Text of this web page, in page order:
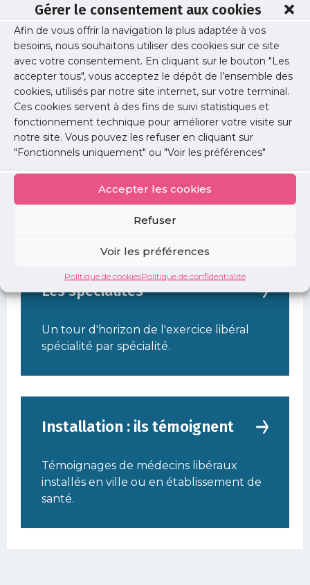
Gérer le consentement aux cookies
Afin de vous offrir la navigation la plus adaptée à vos
besoins, nous souhaitons utiliser des cookies sur ce site
avec votre consentement. En cliquant sur le bouton "Les
accepter tous", vous acceptez le dépôt de l’ensemble des
cookies, utilisés par notre site internet, sur votre terminal.
Ces cookies servent à des fins de suivi statistiques et
fonctionnement technique pour améliorer votre visite sur
notre site. Vous pouvez les refuser en cliquant sur
"Fonctionnels uniquement" ou "Voir les préférences"
Accepter les cookies
Refuser
Voir les préférences
Politique de cookiesPolitique de confidentialité
Des aides financières pour l'installation
sont mobilisables sous certaines
conditions.
Découvrir l'exercice libéral
Externes ou internes en médecine, des
outils sont disponibles pour découvrir les
Les spécialités
Un tour d'horizon de l'exercice libéral
spécialité par spécialité.
Installation : ils témoignent
Témoignages de médecins libéraux
installés en ville ou en établissement de
santé.